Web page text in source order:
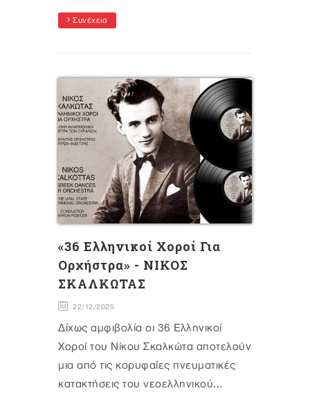
Συνέχεια
«36 Ελληνικοί Χοροί Για
Ορχήστρα» - ΝΙΚΟΣ
ΣΚΑΛΚΩΤΑΣ
22/12/2025
Δίχως αμφιβολία οι 36 Ελληνικοί
Χοροί του Νίκου Σκαλκώτα αποτελούν
μια από τις κορυφαίες πνευματικές
κατακτήσεις του νεοελληνικού...